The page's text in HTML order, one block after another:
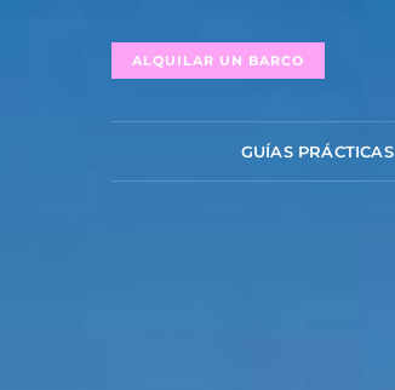
ALQUILAR UN BARCO
GUÍAS PRÁCTICAS